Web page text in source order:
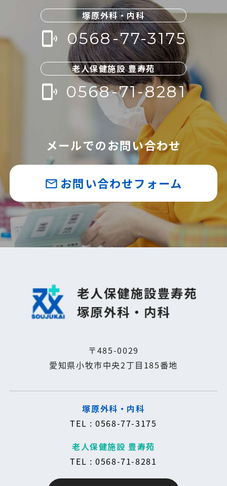
塚原外科・内科
phonelink_ring 0568-77-3175
老人保健施設 豊寿苑
phonelink_ring 0568-71-8281
メールでのお問い合わせ
mail_outline お問い合わせフォーム
〒485-0029
愛知県小牧市中央2丁目185番地
塚原外科・内科
TEL : 0568-77-3175
老人保健施設 豊寿苑
TEL : 0568-71-8281